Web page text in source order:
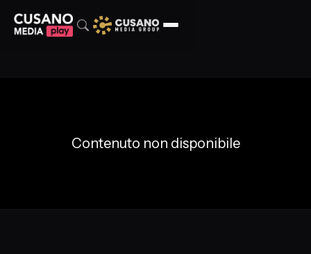
Contenuto non disponibile